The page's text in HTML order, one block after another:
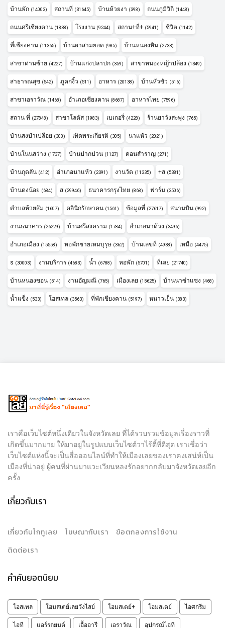
บ้านพัก (14003) สถานที่ (31645) บ้านห้วยงา (398) ถนนภูมิวิถี (1448)
ถนนศรีเชียงคาน (1838) โรงงาน (9244) สถาน+ที่+ (5941) ชีวิต (1142)
ที่เชียงคาน (11365) บ้านผาสามยอด (985) บ้านหนองหิน (2733)
สาขาด่านซ้าย (4227) บ้านแก่งปลาปก (359) สาขาหนองหญ้าปล้อง (1349)
สาธารณสุข (542) ภูคกงิ้ว (511) อาหาร (20138) บ้านหัวขัว (516)
สาขาเอราวัณ (1468) อำเภอเชียงคาน (8687) อาหารไทย (7596)
สถาน ที่ (27848) สาขาโลตัส (1983) เบเกอรี่ (4228) ร้านยาวังสะพุง (765)
บ้านสงป่าเปลือย (300) เทิดพระเกียรติ (305) นาแห้ว (2021)
บ้านโนนสว่าง (1737) บ้านปากปวน (1127) ดอนสำราญ (271)
บ้านกุดลัน (412) อำเภอนาแห้ว (2391) งานวัด (11335) +ส (5381)
บ้านดงน้อย (684) ส (29946) ธนาคารกรุงไทย (868) ฟาร์ม (3506)
ตำบลห้วยส้ม (1607) คลินิกรักษาคน (1561) ข้อมูลที่ (27617) สนามบิน (992)
งานธนาคาร (26229) บ้านศรีสงคราม (1784) อำเภอนาด้วง (3496)
อำเภอเมือง (15558) หอพักชายเหมบุรุษ (362) บ้านเลขที่ (4938) เหนือ (4475)
s (30003) งานบริการ (4683) น้ำ (6788) หอพัก (5701) ที่เลย (21740)
บ้านหนองขอน (514) งานอัญมณี (765) เมืองเลย (15625) บ้านนาซำแซง (468)
น้ำแข็ง (533) โฮสเทล (3563) ที่พักเชียงคาน (5197) หนาวเย็น (383)
เราคือเว็บไซต์หนึ่งเดียวในจังหวัดเลย ที่ได้รวบรวมข้อมูลเรื่องราวที่
เกิดขึ้นมากมาย ให้มาอยู่ในรูปแบบเว็บไซต์วาไร้ตี้ที่ดีสุด เราเชื่อว่า
เว็บไซต์แห่งนี้จะเป็นสื่อออนไลน์ที่ทำให้เมืองเลยของเราคงเสน่ห์เป็น
เมืองที่น่าอยู่ ผู้คนที่ผ่านมาแวะเวียนหลงรักอยากกลับมาจังหวัดเลยอีก
ครั้ง
เกี่ยวกับเรา
เกี่ยวกับโกทูเลย โฆษณากับเรา
ข้อตกลงการใช้งาน
ติดต่อเรา
คำค้นยอดนิยม
โฮสเทล โฮมสเตย์เลยวังไสย์ โฮมสเตย์+ โฮมสเตย์ ไอศกรีม
ไอที แอร์รถยนต์ เอื้ออารี เอราวัณ อุปกรณ์ไอที